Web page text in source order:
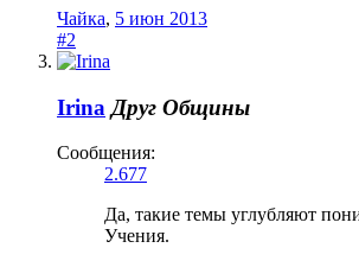
Чайка, 5 июн 2013
#2
Irina Друг Общины
Сообщения:
2.677
Да, такие темы углубляют
Учения.